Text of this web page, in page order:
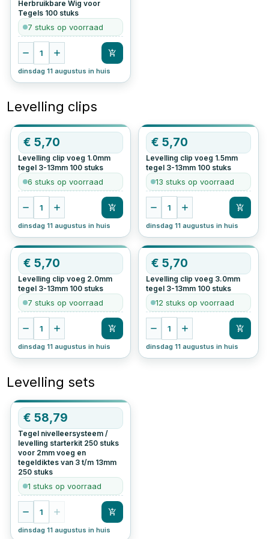
Herbruikbare Wig voor
Tegels 100 stuks
7 stuks op voorraad
1
dinsdag 11 augustus in huis
Levelling clips
€5,70
Levelling clip voeg 1.0mm
tegel 3-13mm 100 stuks
6 stuks op voorraad
1
dinsdag 11 augustus in huis
€ 5,70
Levelling clip voeg 1.5mm
tegel 3-13mm 100 stuks
13 stuks op voorraad
1
dinsdag 11 augustus in huis
€5,70
Levelling clip voeg 2.0mm
tegel 3-13mm 100 stuks
7 stuks op voorraad
1
dinsdag 11 augustus in huis
€ 5,70
Levelling clip voeg 3.0mm
tegel 3-13mm 100 stuks
12 stuks op voorraad
1
dinsdag 11 augustus in huis
Levelling sets
OP=OP
€58,79
Tegel nivelleersysteem /
levelling starterkit 250 stuks
voor 2mm voeg en
tegeldiktes van 3 t/m 13mm
250 stuks
1 stuks op voorraad
1
dinsdag 11 augustus in huis